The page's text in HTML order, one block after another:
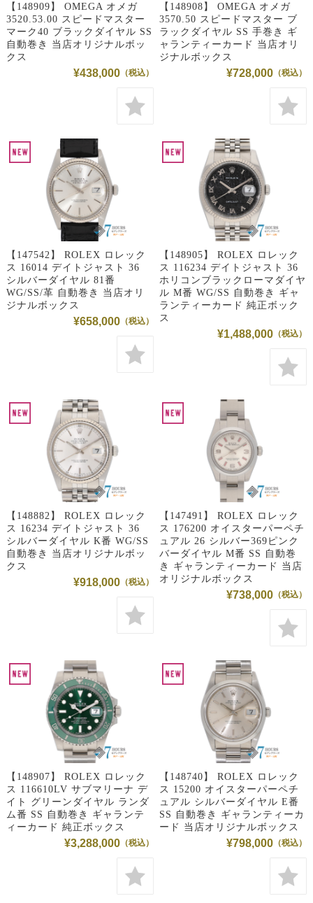
【148909】 OMEGA オメガ
3520.53.00 スピードマスター
マーク40 ブラックダイヤル SS
自動巻き 当店オリジナルボッ
クス
¥438,000
【148908】 OMEGA オメガ
3570.50 スピードマスター ブ
ラックダイヤル SS 手巻き ギ
ャランティーカード 当店オリ
ジナルボックス
¥728,000
【147542】 ROLEX ロレック
ス 16014 デイトジャスト 36
シルバーダイヤル 81番
WG/SS/革 自動巻き 当店オリ
ジナルボックス
¥658,000
【148905】 ROLEX ロレック
ス 116234 デイトジャスト 36
ホリコンブラックローマダイヤ
ル M番 WG/SS 自動巻き ギャ
ランティーカード 純正ボック
ス
¥1,488,000
【148882】 ROLEX ロレック
ス 16234 デイトジャスト 36
シルバーダイヤル K番 WG/SS
自動巻き 当店オリジナルボッ
クス
¥918,000
【147491】 ROLEX ロレック
ス 176200 オイスターパーペチ
ュアル 26 シルバー369ピンク
バーダイヤル M番 SS 自動巻
き ギャランティーカード 当店
オリジナルボックス
¥738,000
【148907】 ROLEX ロレック
ス 116610LV サブマリーナ デ
イト グリーンダイヤル ランダ
ム番 SS 自動巻き ギャランテ
ィーカード 純正ボックス
¥3,288,000
【148740】 ROLEX ロレック
ス 15200 オイスターパーペチ
ュアル シルバーダイヤル E番
SS 自動巻き ギャランティーカ
ード 当店オリジナルボックス
¥798,000